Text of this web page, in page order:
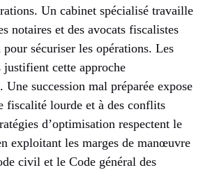
Un cabinet spécialisé travaille
notaires et des avocats fiscalistes
sécuriser les opérations. Les
cette approche
succession mal préparée expose
fiscalité lourde et à des conflits
d’optimisation respectent le
exploitant les marges de manœuvre
civil et le Code général des